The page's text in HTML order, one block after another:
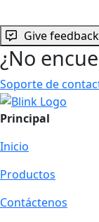
Give
¿No
Soporte de
Principal
Inicio
Productos
Contáctenos